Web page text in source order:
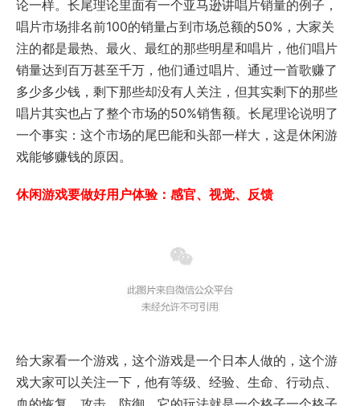
论一样。长尾理论里面有一个亚马逊讲唱片销量的例子，
唱片市场排名前100的销量占到市场总额的50%，大家关
注的都是最热、最火、最红的那些明星和唱片，他们唱片
销量达到百万甚至千万，他们通过唱片、通过一首歌赚了
多少多少钱，剩下那些却没有人关注，但其实剩下的那些
唱片其实也占了整个市场的50%销售额。长尾理论说明了
一个事实：这个市场的尾巴能和头部一样大，这是休闲游
戏能够赚钱的原因。
休闲游戏要做好用户体验：感官、视觉、反馈
给大家看一个游戏，这个游戏是一个日本人做的，这个游
戏大家可以关注一下，他有等级、经验、生命、行动点、